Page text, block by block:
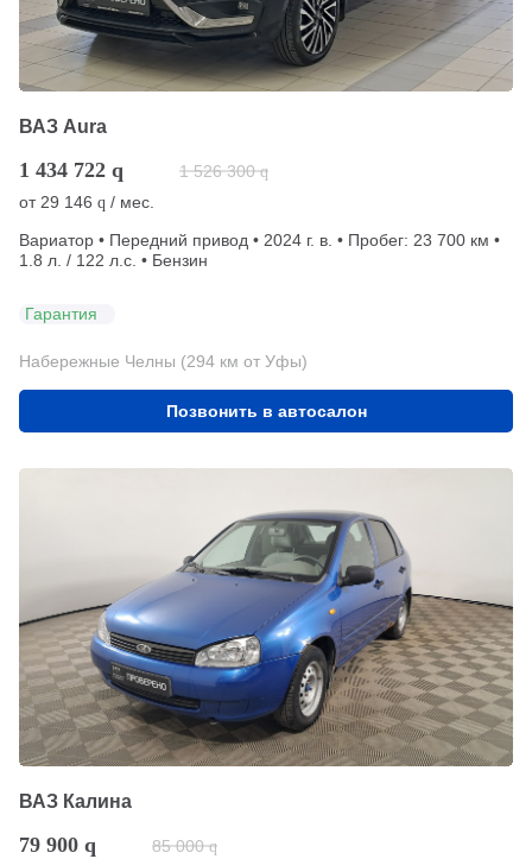
ВАЗ Aura
1 434 722 q 1 526 300 q
от 29 146 q / мес.
Вариатор • Передний привод • 2024 г. в. • Пробег: 23 700 км •
1.8 л. / 122 л.с. • Бензин
Гарантия
Набережные Челны (294 км от Уфы)
Позвонить в автосалон
ВАЗ Калина
79 900 q 85 000 q